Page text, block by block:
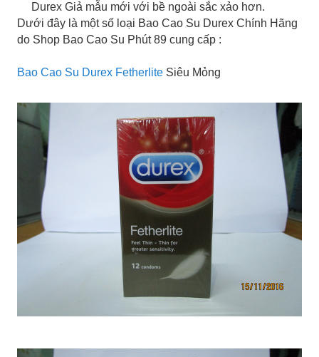
Durex Giả mẫu mới với bề ngoài sắc xảo hơn.
Dưới đây là một số loại Bao Cao Su Durex Chính Hãng
do Shop Bao Cao Su Phút 89 cung cấp :
Bao Cao Su Durex Fetherlite Siêu Mỏng